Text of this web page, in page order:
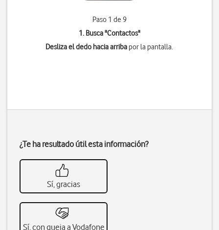
Paso 1 de 9
1. Busca "Contactos"
Desliza el dedo hacia arriba por la pantalla.
¿Te ha resultado útil esta información?
Sí, gracias
Sí, con queja a Vodafone